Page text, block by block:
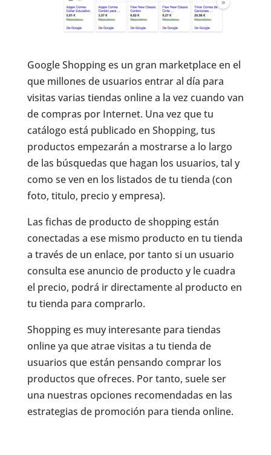
Google Shopping es un gran marketplace en el
que millones de usuarios entrar al día para
visitas varias tiendas online a la vez cuando van
de compras por Internet. Una vez que tu
catálogo está publicado en Shopping, tus
productos empezarán a mostrarse a lo largo
de las búsquedas que hagan los usuarios, tal y
como se ven en los listados de tu tienda (con
foto, titulo, precio y empresa).
Las fichas de producto de shopping están
conectadas a ese mismo producto en tu tienda
a través de un enlace, por tanto si un usuario
consulta ese anuncio de producto y le cuadra
el precio, podrá ir directamente al producto en
tu tienda para comprarlo.
Shopping es muy interesante para tiendas
online ya que atrae visitas a tu tienda de
usuarios que están pensando comprar los
productos que ofreces. Por tanto, suele ser
una nuestras opciones recomendadas en las
estrategias de promoción para tienda online.